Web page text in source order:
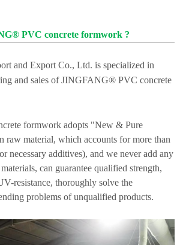
PVC concrete formwork ?
and Export Co., Ltd. is specialized in
and sales of JINGFANG® PVC concrete
formwork adopts "New & Pure
raw material, which accounts for more than
necessary additives), and we never add any
can guarantee qualified strength,
resistance, thoroughly solve the
problems of unqualified products.